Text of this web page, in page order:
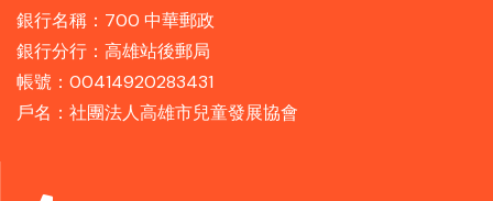
銀行名稱：700 中華郵政
銀行分行：高雄站後郵局
帳號：00414920283431
戶名：社團法人高雄市兒童發展協會